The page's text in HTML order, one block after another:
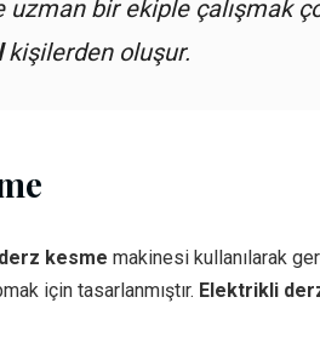
bir ekiple çalışmak
kişilerden oluşur.
kesme makinesi kullanılarak
için tasarlanmıştır. Elektrikli